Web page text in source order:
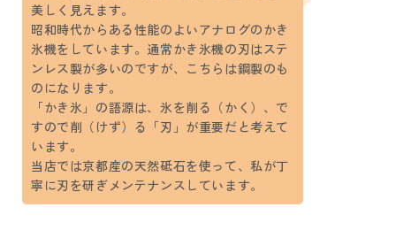
美しく見えます。
昭和時代からある性能のよいアナログのかき
氷機をしています。通常かき氷機の刃はステ
ンレス製が多いのですが、こちらは鋼製のも
のになります。
「かき氷」の語源は、氷を削る（かく）、で
すので削（けず）る「刃」が重要だと考えて
います。
当店では京都産の天然砥石を使って、私が丁
寧に刃を研ぎメンテナンスしています。